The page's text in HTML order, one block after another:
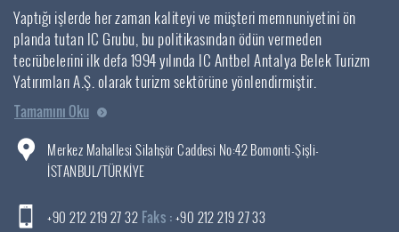
Yaptığı işlerde her zaman kaliteyi ve müşteri memnuniyetini ön
planda tutan IC Grubu, bu politikasından ödün vermeden
tecrübelerini ilk defa 1994 yılında IC Antbel Antalya Belek Turizm
Yatırımları A.Ş. olarak turizm sektörüne yönlendirmiştir.
Tamamını Oku
Merkez Mahallesi Silahşör Caddesi No:42 Bomonti-Şişli-
İSTANBUL/TÜRKİYE
+90 212 219 27 32 Faks :+90 212 219 27 33